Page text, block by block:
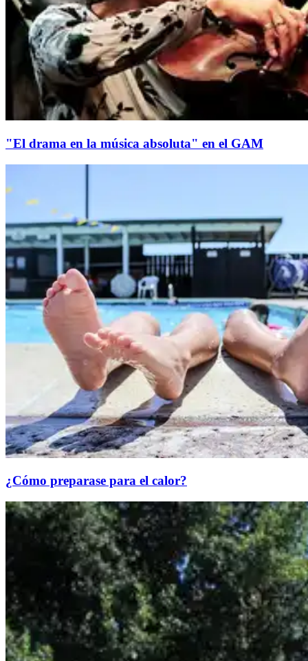
"El drama en la música absoluta" en el GAM
¿Cómo preparase para el calor?